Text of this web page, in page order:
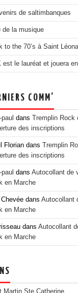
de saltimbanques
de la musique
to the 70’s à Saint
est le lauréat et jouera
COMM’
dans
Tremplin
des inscriptions
Florian dans
Tremplin
des inscriptions
dans Autocollant de
en Marche
dans Autocollant
en Marche
dans Autocollant
en Marche
Martin Ste Catherine